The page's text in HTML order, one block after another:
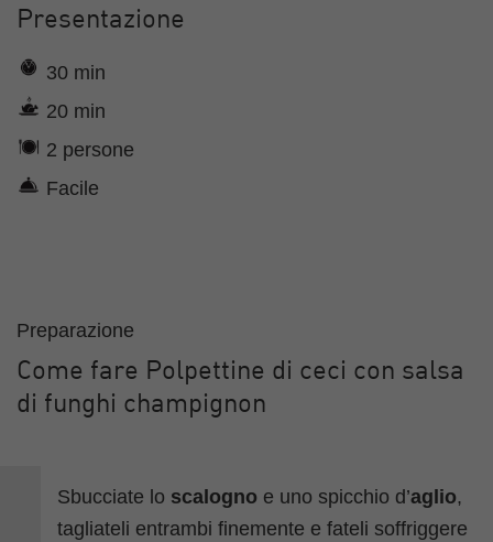
Presentazione
30 min
20 min
2 persone
Facile
Preparazione
Come fare Polpettine di ceci con salsa
di funghi champignon
Sbucciate lo scalogno e uno spicchio d’aglio,
tagliateli entrambi finemente e fateli soffriggere